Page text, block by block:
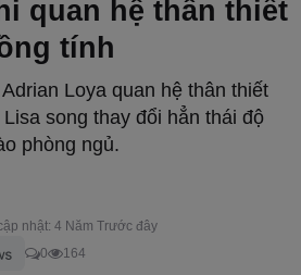
quan hệ thân thiết
tính
Loya quan hệ thân thiết
song thay đổi hẳn thái độ
phòng ngủ.
nhật: 4 Năm Trước đây
0
164